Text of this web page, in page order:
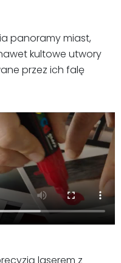
panoramy miast,
kultowe utwory
przez ich falę